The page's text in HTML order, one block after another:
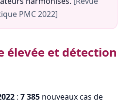
PMC 2022]
élevée et détection
: 7 385 nouveaux cas de